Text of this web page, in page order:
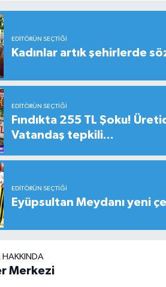
EDITÖRÜN SEÇTIĞI
Kadınlar artık şehirlerde
EDITÖRÜN SEÇTIĞI
Fındıkta 255 TL Şoku!
Vatandaş tepkili...
EDITÖRÜN SEÇTIĞI
Eyüpsultan Meydanı yeni
HAKKINDA
Merkezi